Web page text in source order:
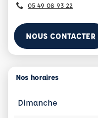
05 49 08 93 22
NOUS CONTACTER
Nos horaires
Dimanche